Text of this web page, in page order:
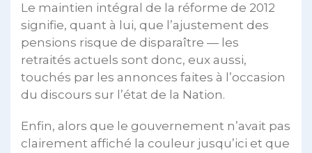
Le maintien intégral de la réforme de 2012
signifie, quant à lui, que l’ajustement des
pensions risque de disparaître — les
retraités actuels sont donc, eux aussi,
touchés par les annonces faites à l’occasion
du discours sur l’état de la Nation.
Enfin, alors que le gouvernement n’avait pas
clairement affiché la couleur jusqu’ici et que